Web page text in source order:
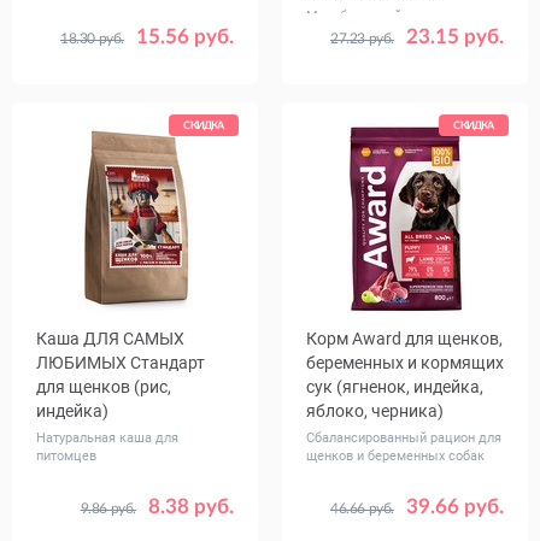
15.56 руб.
18.30 руб.
Вес, кг 0.8 2.5
Монобелковый рацион для
беременных питомцев и23.15 руб.
27.23 руб.
Вес, кг 0.8 2.5 7.5
СКИДКА
Каша ДЛЯ САМЫХ
ЛЮБИМЫХ Стандарт
для щенков (рис,
индейка)
Натуральная каша для
питомцев
8.38 руб.
9.86 руб.
Вес, кг 1 5
СКИДКА
Корм Award для щенков,
беременных и кормящих
сук (ягненок, индейка,
яблоко, черника)
Сбалансированный рацион для
щенков и беременных собак
39.66 руб.
46.66 руб.
Вес, кг 0.8 2 12